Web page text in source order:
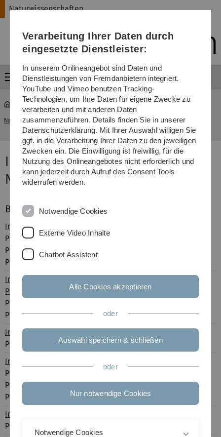
Direkt
Direkt
Direkt
(Sprache,
Drucken,
Media)
Direkt
Direkt
Naturwissenschaften
Menü
Naturwissenschaften ...
Institute der Fakultät für
Naturwissenschaften
Biologie
Institut für Molekulare Endokrinologie und Physiologie
Prof. Dr. Jan Tuckermann
Prof. Dr. Maja Vujic-Spasic
Prof. Dr. Annika Herwig
Institut für Molekularbiologie und Biotechnologie der
Prokaryoten
Prof. Dr. Anita Marchfelder
Prof. Dr. Bork Berghoff
Institut für Evolutionsökologie und Naturschutzgenomik
Prof. Dr. Simone Sommer
Institut für Botanik
Prof. Dr. Steven Jansen
Prof. Dr. Emma Sayer
Prof. Dr. Martin Stegmann
Institut für Molekulare Genetik und Zellbiologie
Prof. Dr. Nils Johnsson
Verarbeitung Ihrer Daten durch
eingesetzte Dienstleister:
In unserem Onlineangebot sind Daten und
Dienstleistungen von Fremdanbietern integriert.
YouTube und Vimeo benutzen Tracking-
Technologien, um Ihre Daten für eigene Zwecke zu
verarbeiten und mit anderen Daten
zusammenzuführen. Details finden Sie in unserer
Datenschutzerklärung. Mit Ihrer Auswahl willigen Sie
ggf. in die Verarbeitung Ihrer Daten zu den jeweiligen
Zwecken ein. Die Einwilligung ist freiwillig, für die
Nutzung des Onlineangebotes nicht erforderlich und
kann jederzeit durch Aufruf des Consent Tools
widerrufen werden.
Notwendige Cookies
Externe Video Inhalte
Chatbot Assistent
Alle Cookies akzeptieren
oder
Auswahl speichern & schließen
oder
Nur notwendige Cookies
Notwendige Cookies